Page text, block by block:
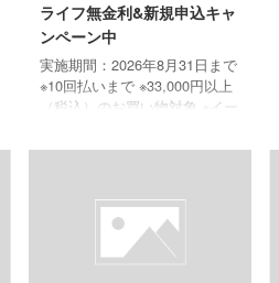
ライフ無金利&新規申込キャ
ンペーン中
実施期間：2026年8月31日まで
※10回払いまで ※33,000円以上
（税込）のお買い物対象 ※イー
のお買い物は対象外です。 期
た方へ 下記特典を プレゼン
ト！！ 実施期間：2026年10月
31日まで 【ご自宅用商品】野